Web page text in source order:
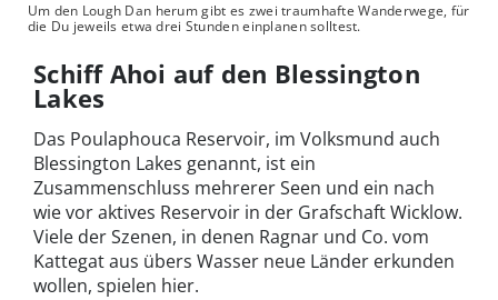
Um den Lough Dan herum gibt es zwei traumhafte Wanderwege, für
die Du jeweils etwa drei Stunden einplanen solltest.
Schiff Ahoi auf den Blessington
Lakes
Das Poulaphouca Reservoir, im Volksmund auch
Blessington Lakes genannt, ist ein
Zusammenschluss mehrerer Seen und ein nach
wie vor aktives Reservoir in der Grafschaft Wicklow.
Viele der Szenen, in denen Ragnar und Co. vom
Kattegat aus übers Wasser neue Länder erkunden
wollen, spielen hier.